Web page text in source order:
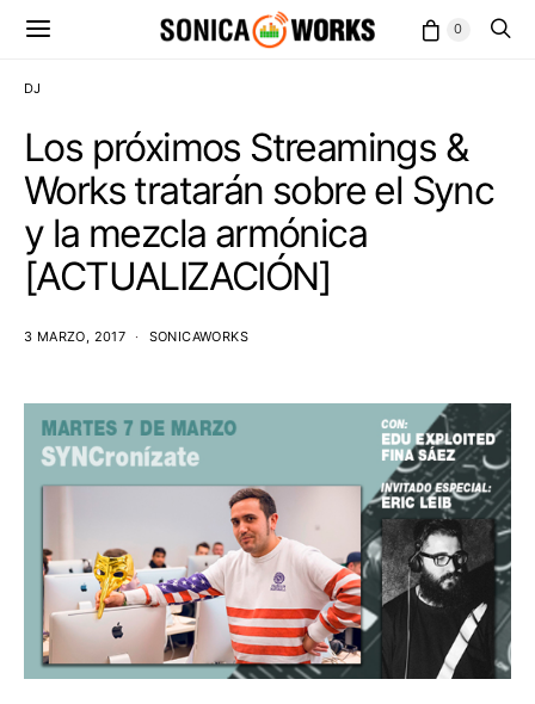
0
DJ
Los próximos Streamings &
Works tratarán sobre el Sync
y la mezcla armónica
[ACTUALIZACIÓN]
3 MARZO, 2017 SONICAWORKS